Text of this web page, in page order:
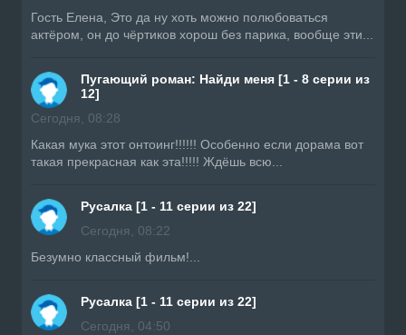
Гость Елена, Это да ну хоть можно полюбоваться
актёром, он до чёртиков хорош без парика, вообще эти...
Пугающий роман: Найди меня [1 - 8 серии из
12]
Сегодня, 08:28
Какая мука этот онтоинг!!!!!! Особенно если дорама вот
такая прекрасная как эта!!!!! Ждёшь всю...
Русалка [1 - 11 серии из 22]
Сегодня, 08:22
Безумно классный фильм!...
Русалка [1 - 11 серии из 22]
Сегодня, 04:50